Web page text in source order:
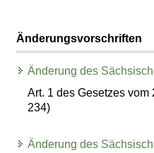
Änderungsvorschriften
Änderung des
Art. 1 des Gesetzes
234)
Änderung des